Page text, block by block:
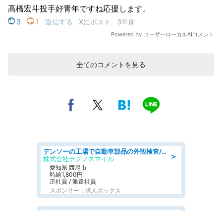
全てのコメントを見る
＞
デンソーの工場で自動車部品の外観検査/denso aichi
株式会社テクノスマイル
愛知県 西尾市
時給1,800円
正社員 / 派遣社員
スポンサー：求人ボックス